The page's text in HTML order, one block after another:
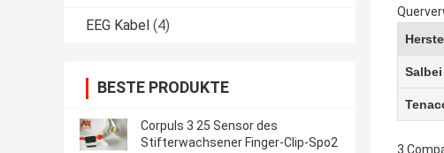
EEG Kabel (4)
BESTE PRODUKTE
Corpuls 3 25 Sensor des
Stifterwachsener Finger-Clip-Spo2
Salbei